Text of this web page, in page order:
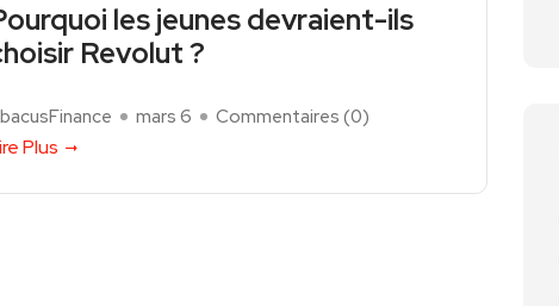
les jeunes devraient-ils
Revolut ?
mars 6 Commentaires (0)
Plus